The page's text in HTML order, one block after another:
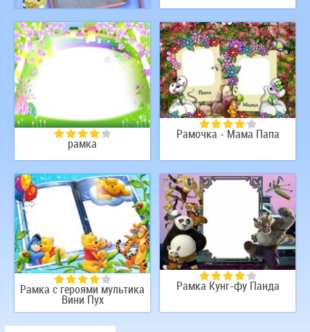
рамка
Рамочка - Мама Папа
Рамка с героями мультика
Вини Пух
Рамка Кунг-фу Панда